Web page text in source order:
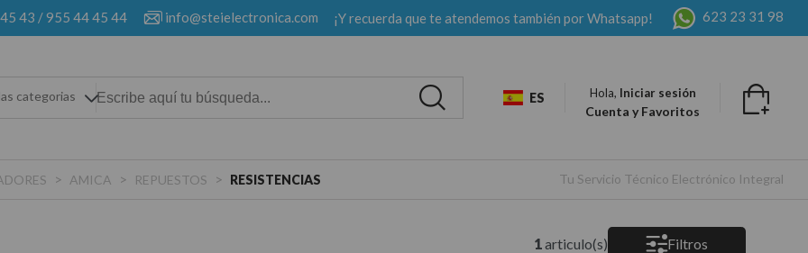
43 /955 44 45 44 info@steielectronica.com ¡Y recuerda que te atendemos también por Whatsapp! 623 23 31 98
categorias ES Hola, Iniciar sesión
Cuenta y Favoritos
> AMICA > REPUESTOS > RESISTENCIAS Tu Servicio Técnico Electrónico Integral
1articulo(s) Filtros